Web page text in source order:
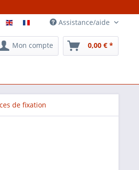
Assistance/aide
Mon compte 0,00 € *
de fixation